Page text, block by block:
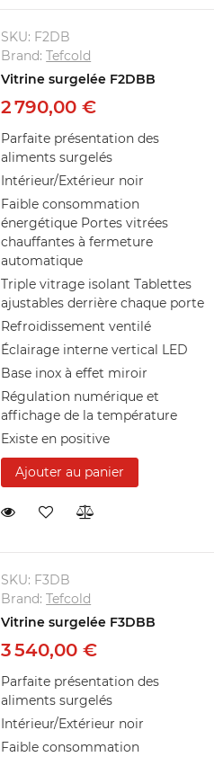
SKU: F2DB
Brand:Tefcold
Vitrine surgelée F2DBB
2 790,00 €
Parfaite présentation des
aliments surgelés
Intérieur/Extérieur noir
Faible consommation
énergétique Portes vitrées
chauffantes à fermeture
automatique
Triple vitrage isolant Tablettes
ajustables derrière chaque porte
Refroidissement ventilé
Éclairage interne vertical LED
Base inox à effet miroir
Régulation numérique et
affichage de la température
Existe en positive
Ajouter au panier
SKU: F3DB
Brand:Tefcold
Vitrine surgelée F3DBB
3 540,00 €
Parfaite présentation des
aliments surgelés
Intérieur/Extérieur noir
Faible consommation